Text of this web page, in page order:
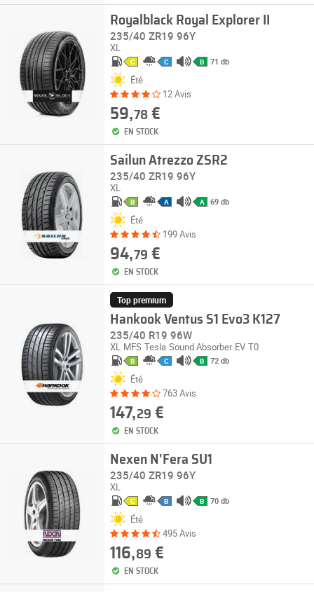
Royalblack Royal Explorer II
235/40 ZR19 96Y
XL
C C B 71 db
Été
12 Avis
59,78€
EN STOCK
Sailun Atrezzo ZSR2
235/40 ZR19 96Y
XL
B A A 69 db
Été
199 Avis
94,79 €
EN STOCK
Top premium
Hankook Ventus S1 Evo3 K127
235/40 R19 96W
XL MFS Tesla Sound Absorber EV T0
B C B 72 db
Été
763 Avis
147,29 €
EN STOCK
Nexen N'Fera SU1
235/40 ZR19 96Y
XL
C B B 70 db
Été
495 Avis
116,89 €
EN STOCK